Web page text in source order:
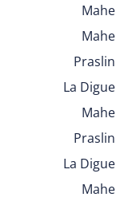
Mahe
Mahe
Praslin
La Digue
Mahe
Praslin
La Digue
Mahe